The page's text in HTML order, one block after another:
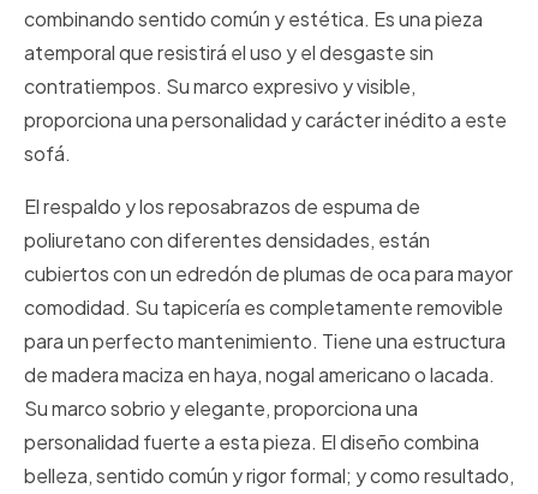
combinando sentido común y estética. Es una pieza
atemporal que resistirá el uso y el desgaste sin
contratiempos. Su marco expresivo y visible,
proporciona una personalidad y carácter inédito a este
sofá.
El respaldo y los reposabrazos de espuma de
poliuretano con diferentes densidades, están
cubiertos con un edredón de plumas de oca para mayor
comodidad. Su tapicería es completamente removible
para un perfecto mantenimiento. Tiene una estructura
de madera maciza en haya, nogal americano o lacada.
Su marco sobrio y elegante, proporciona una
personalidad fuerte a esta pieza. El diseño combina
belleza, sentido común y rigor formal; y como resultado,